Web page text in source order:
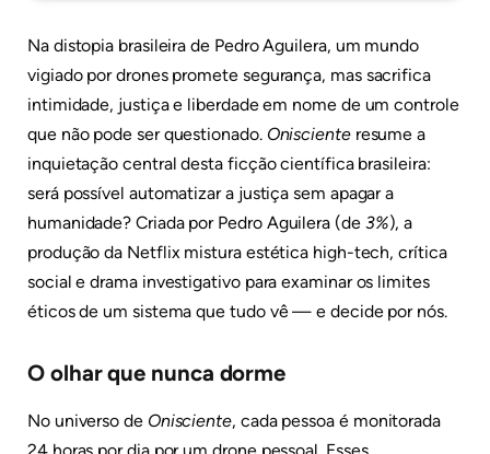
Na distopia brasileira de Pedro Aguilera, um mundo
vigiado por drones promete segurança, mas sacrifica
intimidade, justiça e liberdade em nome de um controle
que não pode ser questionado. Oniscienteresume a
inquietação central desta ficção científica brasileira:
será possível automatizar a justiça sem apagar a
humanidade? Criada por Pedro Aguilera (de 3%), a
produção da Netflix mistura estética high-tech, crítica
social e drama investigativo para examinar os limites
éticos de um sistema que tudo vê — e decide por nós.
O olhar que nunca dorme
No universo de Onisciente, cada pessoa é monitorada